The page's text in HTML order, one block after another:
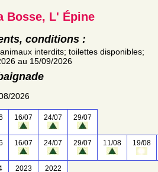
Bosse, L' Épine
conditions :
interdits; toilettes disponibles;
au 15/09/2026
2026
16/07 24/07 29/07
16/07 24/07 29/07 11/08 19/08
2023 2022